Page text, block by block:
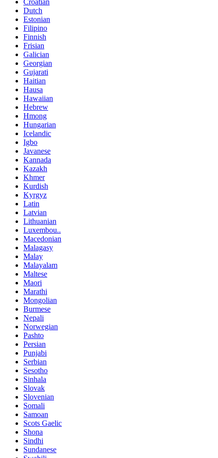
Dutch
Estonian
Filipino
Finnish
Frisian
Galician
Georgian
Gujarati
Haitian
Hausa
Hawaiian
Hebrew
Hmong
Hungarian
Icelandic
Igbo
Javanese
Kannada
Kazakh
Khmer
Kurdish
Kyrgyz
Latin
Latvian
Lithuanian
Luxembou..
Macedonian
Malagasy
Malay
Malayalam
Maltese
Maori
Marathi
Mongolian
Burmese
Nepali
Norwegian
Pashto
Persian
Punjabi
Serbian
Sesotho
Sinhala
Slovak
Slovenian
Somali
Samoan
Scots Gaelic
Shona
Sindhi
Sundanese